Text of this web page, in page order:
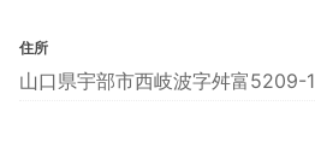
住所
山口県宇部市西岐波字舛富5209-1